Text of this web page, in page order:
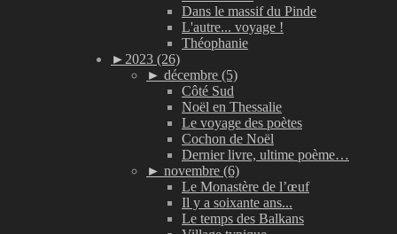
Dans le massif du Pinde
L'autre... voyage !
Théophanie
► 2023 (26)
► décembre (5)
Côté Sud
Noël en Thessalie
Le voyage des poètes
Cochon de Noël
Dernier livre, ultime poème…
► novembre (6)
Le Monastère de l’œuf
Il y a soixante ans...
Le temps des Balkans